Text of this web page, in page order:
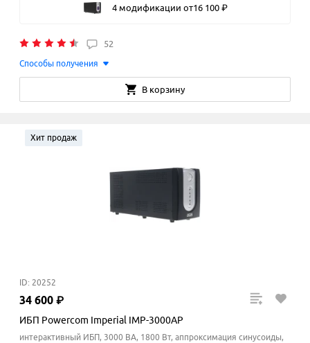
4 модификации от16 100 ₽
52
Способы получения
В корзину
Хит продаж
ID: 20252
34 600 ₽
ИБП Powercom Imperial IMP-3000AP
интерактивный ИБП, 3000 ВА, 1800 Вт, аппроксимация синусоиды,